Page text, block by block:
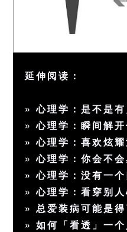
延伸阅读：
»心理学：是不是
»心理学：瞬间解开
»心理学：喜欢炫
»心理学：你会不
»心理学：没有一
»心理学：看穿别
»总爱装病可能是
»如何「看透」一